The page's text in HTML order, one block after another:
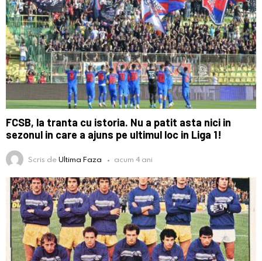
FCSB, la tranta cu istoria. Nu a patit asta nici in
sezonul in care a ajuns pe ultimul loc in Liga 1!
Scris deUltima Faza acum 4 ani